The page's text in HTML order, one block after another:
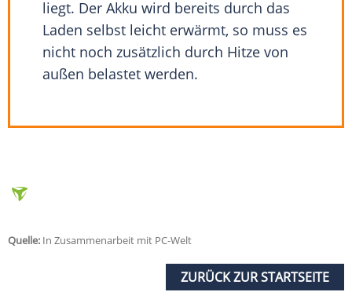
liegt. Der Akku wird bereits durch das
Laden selbst leicht erwärmt, so muss es
nicht noch zusätzlich durch Hitze von
außen belastet werden.
Quelle: In Zusammenarbeit mit PC-Welt
ZURÜCK ZUR STARTSEITE